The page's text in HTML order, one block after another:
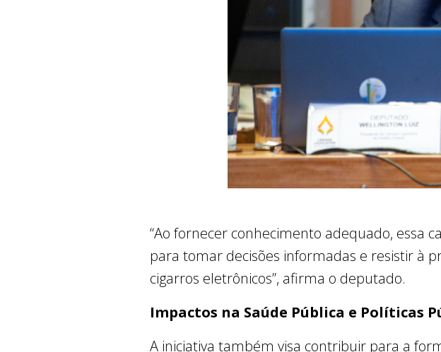
“Ao fornecer conhecimento adequado, essa
para tomar decisões informadas e resistir à
cigarros eletrônicos”, afirma o deputado.
Impactos na Saúde Pública e Políticas
A iniciativa também visa contribuir para a